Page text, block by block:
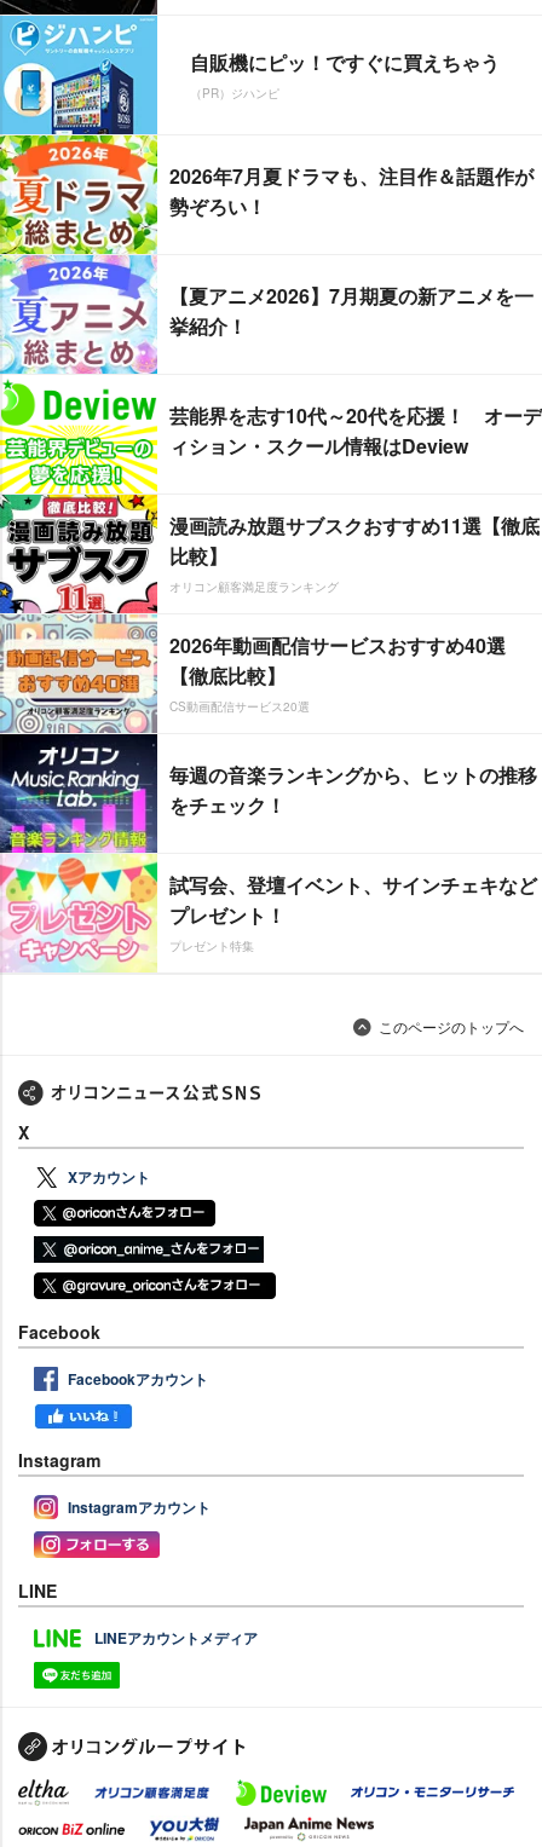
自販機にピッ！ですぐに買えちゃう
（PR）ジハンピ
2026年7月夏ドラマも、注目作＆話題作が
勢ぞろい！
【夏アニメ2026】7月期夏の新アニメを一
挙紹介！
芸能界を志す10代～20代を応援！ オーデ
ィション・スクール情報はDeview
漫画読み放題サブスクおすすめ11選【徹底
比較】
オリコン顧客満足度ランキング
2026年動画配信サービスおすすめ40選
【徹底比較】
CS動画配信サービス20選
毎週の音楽ランキングから、ヒットの推移
をチェック！
試写会、登壇イベント、サインチェキなど
プレゼント！
プレゼント特集
このページのトップへ
X
Xアカウント
Facebook
Facebookアカウント
Instagram
Instagramアカウント
LINE
LINEアカウントメディア